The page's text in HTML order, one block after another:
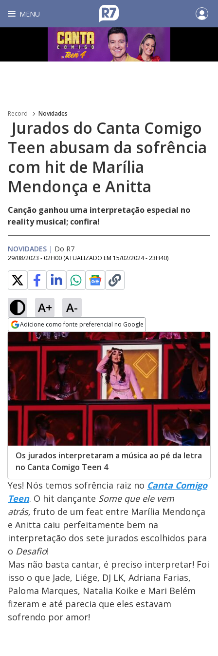
MENU
Record Novidades
Jurados do Canta Comigo
Teen abusam da sofrência
com hit de Marília
Mendonça e Anitta
Canção ganhou uma interpretação especial no
reality musical; confira!
NOVIDADES | Do R7
29/08/2023 - 02H00 (ATUALIZADO EM 15/02/2024 - 23H40)
A+ A-
Adicione como fonte preferencial no Google
Opens in new window
Os jurados interpretaram a música ao pé da letra
no Canta Comigo Teen 4
Yes! Nós temos sofrência raiz no Canta Comigo
Teen. O hit dançante Some que ele vem
atrás, fruto de um feat entre Marília Mendonça
e Anitta caiu perfeitamente bem na
interpretação dos sete jurados escolhidos para
o Desafio!
Mas não basta cantar, é preciso interpretar! Foi
isso o que Jade, Liége, DJ LK, Adriana Farias,
Paloma Marques, Natalia Koike e Mari Belém
fizeram e até parecia que eles estavam
sofrendo por amor!